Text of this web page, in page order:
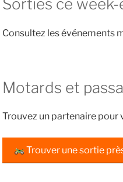
Sorties ce week-
Consultez les événements
Motards et
Trouvez un partenaire pour
Trouver une sortie